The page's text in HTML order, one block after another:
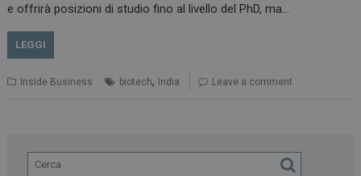
e offrirà posizioni di studio fino al livello del PhD, ma…
LEGGI
Inside Business biotech, India Leave a comment